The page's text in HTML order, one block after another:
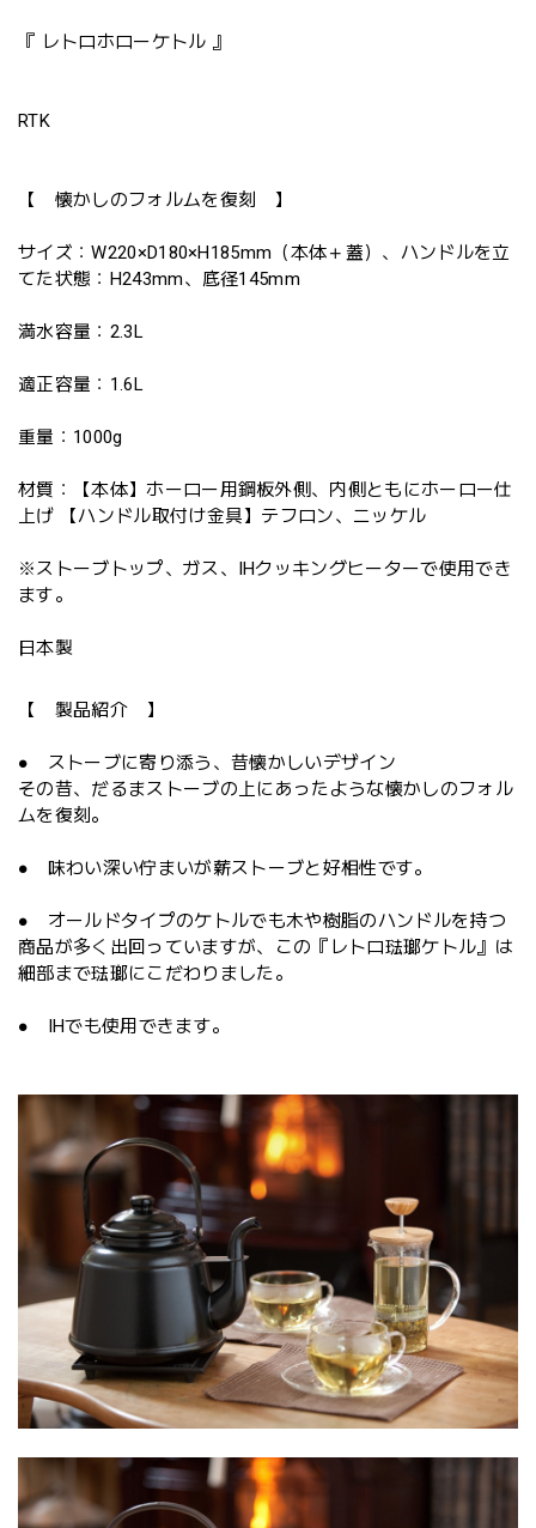
『 レトロホローケトル 』
RTK
【 懐かしのフォルムを復刻 】
サイズ：W220×D180×H185mm（本体＋蓋）、ハンドルを立
てた状態：H243mm、底径145mm
満水容量：2.3L
適正容量：1.6L
重量：1000g
材質：【本体】ホーロー用鋼板外側、内側ともにホーロー仕
上げ 【ハンドル取付け金具】テフロン、ニッケル
※ストーブトップ、ガス、IHクッキングヒーターで使用でき
ます。
日本製
【 製品紹介 】
● ストーブに寄り添う、昔懐かしいデザイン
その昔、だるまストーブの上にあったような懐かしのフォル
ムを復刻。
● 味わい深い佇まいが薪ストーブと好相性です。
● オールドタイプのケトルでも木や樹脂のハンドルを持つ
商品が多く出回っていますが、この『レトロ琺瑯ケトル』は
細部まで琺瑯にこだわりました。
● IHでも使用できます。